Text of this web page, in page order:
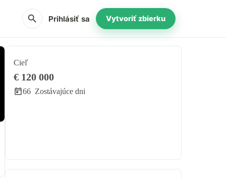
search Prihlásiť sa Vytvoriť zbierku
Cieľ
€ 120 000
66 Zostávajúce dni